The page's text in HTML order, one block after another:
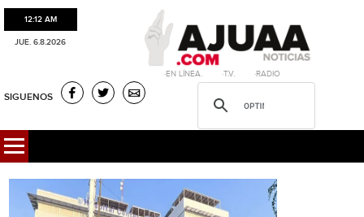
12:12 AM
JUE. 6.8.2026
·EN LÍNEA. ·T.V. ·RADIO
SIGUENOS